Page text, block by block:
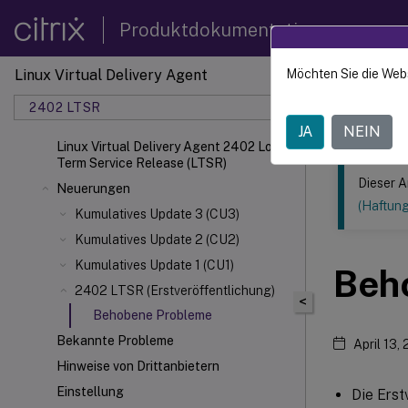
Produktdokumentation
Linux Virtual Delivery Agent
2402 LTSR
Linux Virtual Delivery Agent 2402 Long
Term Service Release (LTSR)
Neuerungen
Kumulatives Update 3 (CU3)
Kumulatives Update 2 (CU2)
Kumulatives Update 1 (CU1)
2402 LTSR (Erstveröffentlichung)
Behobene Probleme
Bekannte Probleme
Hinweise von Drittanbietern
Einstellung
Dieser Inhalt
Linux
<
Dieser
April 13,
Die
Möchten Sie die
JA NEIN